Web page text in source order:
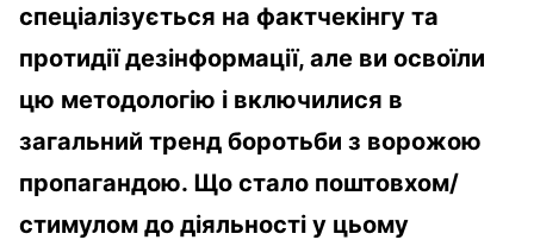
спеціалізується на фактчекінгу та
протидії дезінформації, але ви освоїли
цю методологію і включилися в
загальний тренд боротьби з ворожою
пропагандою. Що стало поштовхом/
стимулом до діяльності у цьому